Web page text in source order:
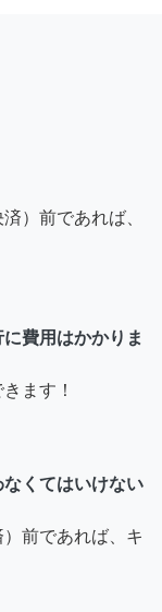
）前であれば、
費用はかかりま
ます！
くてはいけない
前であれば、キ